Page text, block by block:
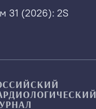
31 (2026): 2S